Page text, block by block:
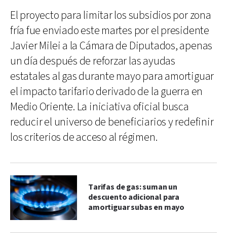
El proyecto para limitar los subsidios por zona
fría fue enviado este martes por el presidente
Javier Milei a la Cámara de Diputados, apenas
un día después de reforzar las ayudas
estatales al gas durante mayo para amortiguar
el impacto tarifario derivado de la guerra en
Medio Oriente. La iniciativa oficial busca
reducir el universo de beneficiarios y redefinir
los criterios de acceso al régimen.
Tarifas de gas: suman un
descuento adicional para
amortiguar subas en mayo